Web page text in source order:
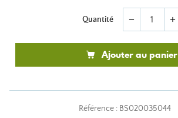
Quantité remove add
Ajouter au panier
Référence : BS020035044